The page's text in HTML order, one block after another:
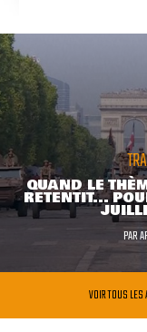
QUAND LE
RETENTIT...
PAR
VOIR TOUS